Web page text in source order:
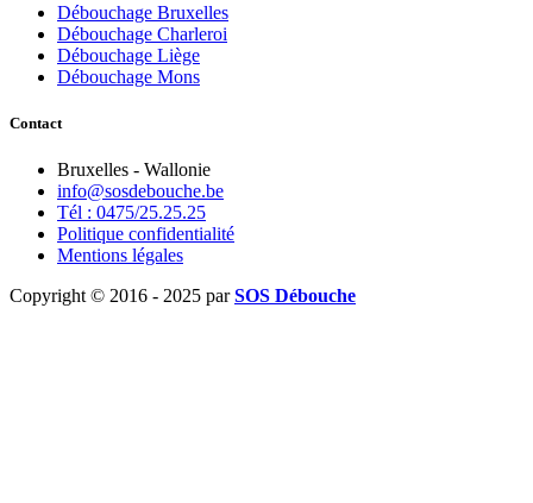
Débouchage Bruxelles
Débouchage Charleroi
Débouchage Liège
Débouchage Mons
Contact
Bruxelles - Wallonie
info@sosdebouche.be
Tél : 0475/25.25.25
Politique confidentialité
Mentions légales
Copyright © 2016 - 2025 parSOS Débouche